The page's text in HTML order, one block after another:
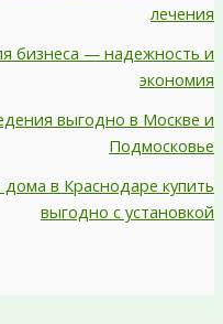
лечения
бизнеса — надежность и
экономия
выгодно в Москве и
Подмосковье
в Краснодаре купить
выгодно с установкой